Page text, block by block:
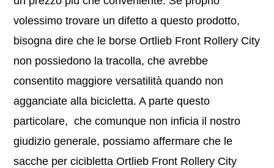
volessimo trovare un difetto a questo prodotto,
bisogna dire che le borse Ortlieb Front Rollery City
non possiedono la tracolla, che avrebbe
consentito maggiore versatilità quando non
agganciate alla bicicletta. A parte questo
particolare, che comunque non inficia il nostro
giudizio generale, possiamo affermare che le
sacche per cicibletta Ortlieb Front Rollery City